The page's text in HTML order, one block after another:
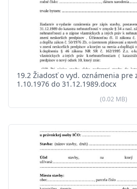
19.2 Žiadosť o vyd. oznámenia pre
1.10.1976 do 31.12.1989.docx
(0.02 MB)